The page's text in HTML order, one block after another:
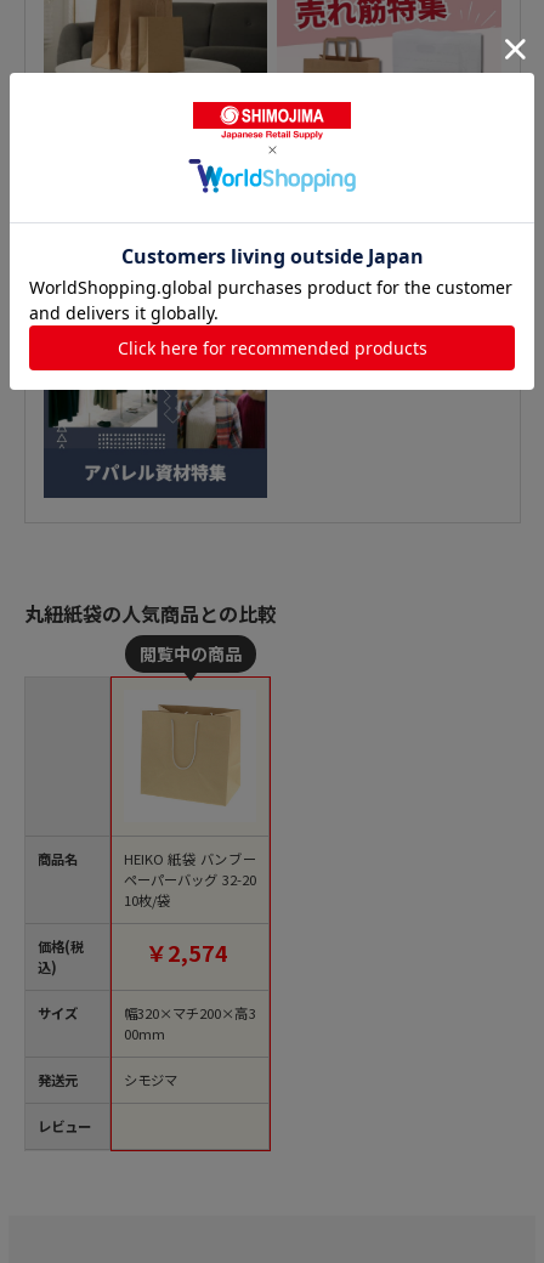
丸紐紙袋の人気商品との比較
商品名
価格(税
込)
サイズ
発送元
レビュー
HEIKO 紙袋 バンブー
ペーパーバッグ 32-20
10枚/袋
￥2,574
幅320×マチ200×高3
00mm
シモジマ